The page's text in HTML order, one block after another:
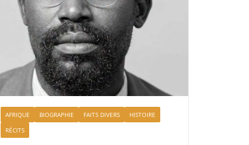
AFRIQUE BIOGRAPHIE FAITS DIVERS
HISTOIRE
RÉCITS